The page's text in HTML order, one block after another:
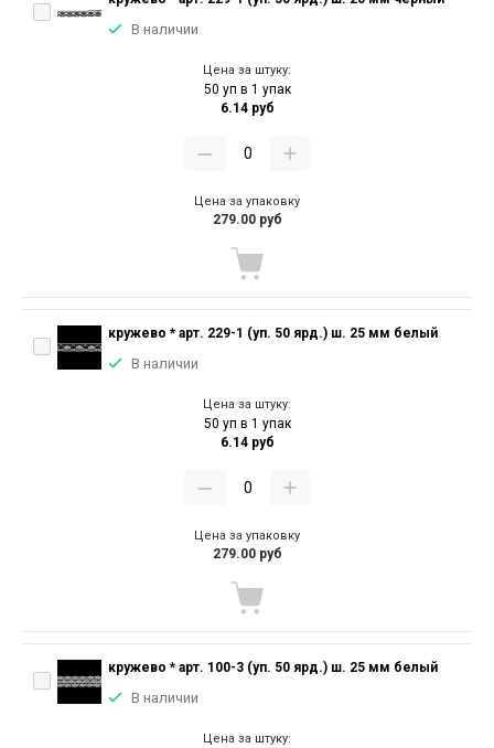
В наличии
Цена за штуку:
50 уп в 1 упак
6.14 руб
Цена за упаковку
279.00 руб
кружево * арт. 229-1 (уп. 50 ярд.) ш. 25 мм белый
В наличии
Цена за штуку:
50 уп в 1 упак
6.14 руб
Цена за упаковку
279.00 руб
кружево * арт. 100-3 (уп. 50 ярд.) ш. 25 мм белый
В наличии
Цена за штуку: